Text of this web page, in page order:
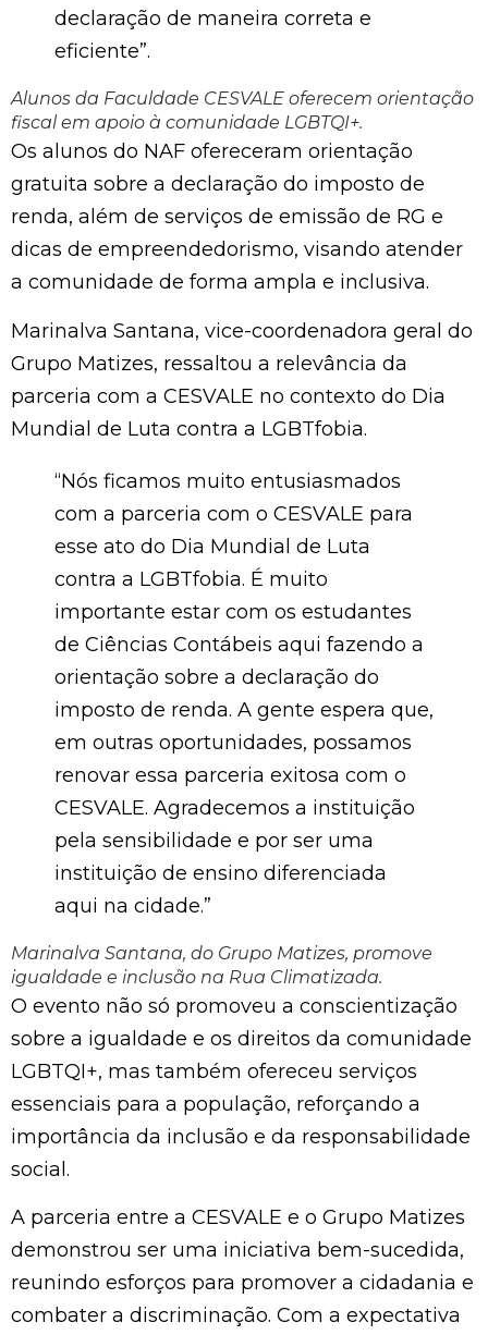
declaração de maneira correta e
eficiente”.
Alunos da Faculdade CESVALE oferecem orientação
fiscal em apoio à comunidade LGBTQI+.
Os alunos do NAF ofereceram orientação
gratuita sobre a declaração do imposto de
renda, além de serviços de emissão de RG e
dicas de empreendedorismo, visando atender
a comunidade de forma ampla e inclusiva.
Marinalva Santana, vice-coordenadora geral do
Grupo Matizes, ressaltou a relevância da
parceria com a CESVALE no contexto do Dia
Mundial de Luta contra a LGBTfobia.
“Nós ficamos muito entusiasmados
com a parceria com o CESVALE para
esse ato do Dia Mundial de Luta
contra a LGBTfobia. É muito
importante estar com os estudantes
de Ciências Contábeis aqui fazendo a
orientação sobre a declaração do
imposto de renda. A gente espera que,
em outras oportunidades, possamos
renovar essa parceria exitosa com o
CESVALE. Agradecemos a instituição
pela sensibilidade e por ser uma
instituição de ensino diferenciada
aqui na cidade.”
Marinalva Santana, do Grupo Matizes, promove
igualdade e inclusão na Rua Climatizada.
O evento não só promoveu a conscientização
sobre a igualdade e os direitos da comunidade
LGBTQI+, mas também ofereceu serviços
essenciais para a população, reforçando a
importância da inclusão e da responsabilidade
social.
A parceria entre a CESVALE e o Grupo Matizes
demonstrou ser uma iniciativa bem-sucedida,
reunindo esforços para promover a cidadania e
combater a discriminação. Com a expectativa